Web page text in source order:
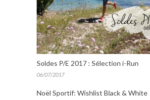
Soldes P/E 2017 : Sélection i-Run
06/07/2017
Noël Sportif: Wishlist Black & White